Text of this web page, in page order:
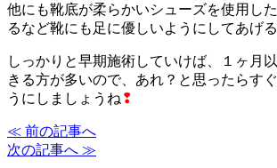
他にも靴底が柔らかいシューズを使用し
るなど靴にも足に優しいようにしてあげ
しっかりと早期施術していけば、１ヶ月
きる方が多いので、あれ？と思ったらす
うにしましょうね ❢
≪ 前の記事へ
次の記事へ ≫